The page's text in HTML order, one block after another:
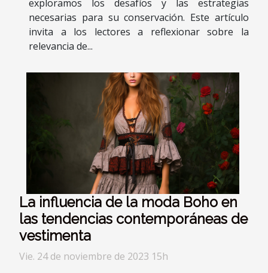
exploramos los desafíos y las estrategias
necesarias para su conservación. Este artículo
invita a los lectores a reflexionar sobre la
relevancia de...
La influencia de la moda Boho en
las tendencias contemporáneas de
vestimenta
Vie. 24 de noviembre de 2023 15h